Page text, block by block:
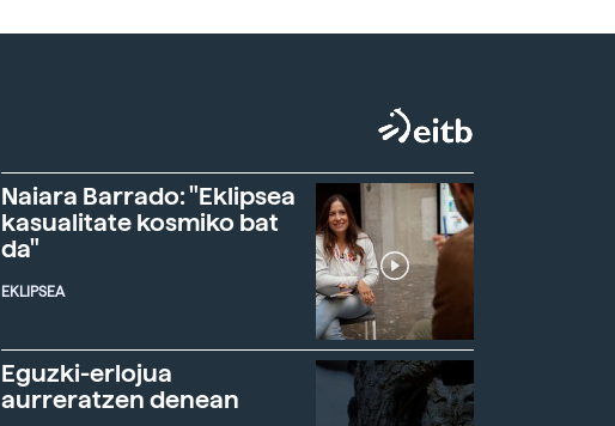
Naiara Barrado: "Eklipsea
kasualitate kosmiko bat
da"
EKLIPSEA
Eguzki-erlojua
aurreratzen denean